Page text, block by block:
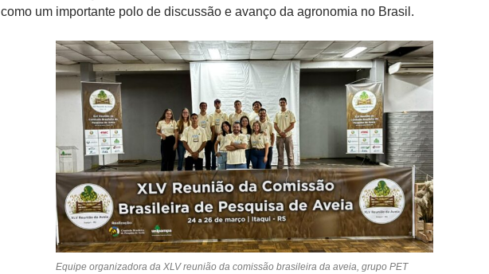
como um importante polo de discussão e avanço da agronomia no Brasil.
Equipe organizadora da XLV reunião da comissão brasileira da aveia, grupo PET